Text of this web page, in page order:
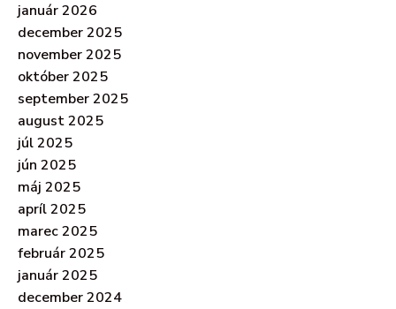
január 2026
december 2025
november 2025
október 2025
september 2025
august 2025
júl 2025
jún 2025
máj 2025
apríl 2025
marec 2025
február 2025
január 2025
december 2024